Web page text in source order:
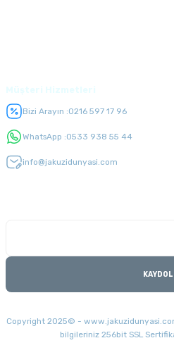
Bizi Arayın :0216 597 17 96
WhatsApp :0533 938 55 44
info@jakuzidunyasi.com
KAYDOL
Copyright 2025© -
bilgileriniz 256bit SSL